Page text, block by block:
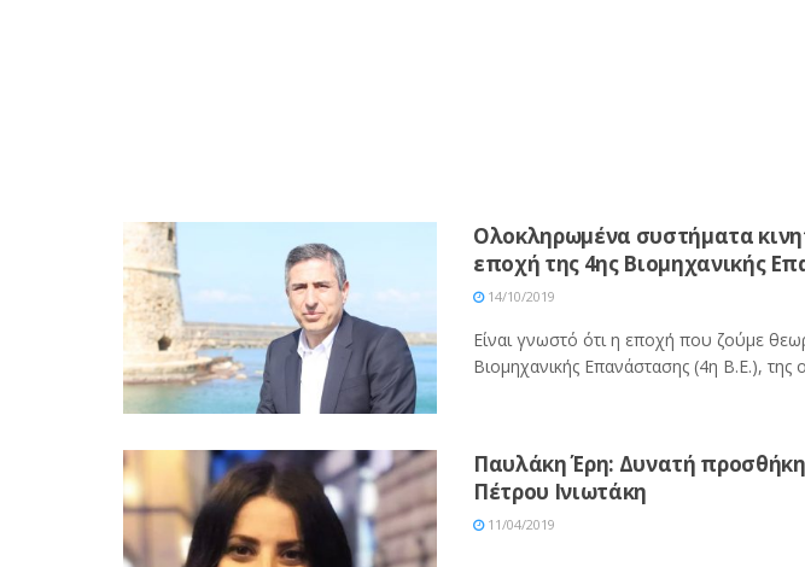
Ολοκληρωμένα συστήματα
εποχή της 4ης Βιομηχανικής
14/10/2019
Είναι γνωστό ότι η εποχή που ζούμε
Βιομηχανικής Επανάστασης (4η Β.Ε.), της
Παυλάκη Έρη: Δυνατή
Πέτρου Ινιωτάκη
11/04/2019